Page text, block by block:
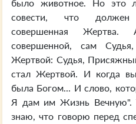
было животное. Но это
совести, что должен
совершенная
совершенной, сам
Жертвой: Судья,
стал Жертвой. И когда
была Богом... И слово,
Я дам им Жизнь Вечную".
знаю, что говорю перед